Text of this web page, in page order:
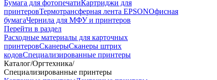
Бумага для фотопечатиКартриджи для
принтеровТермотрансферная лента EPSONОфисная
бумагаЧернила для МФУ и принтеров
Перейти в раздел
Расходные материалы для карточных
принтеровСканерыСканеры штрих
кодовСпециализированные принтеры
Каталог/Оргтехника/
Специализированные принтеры